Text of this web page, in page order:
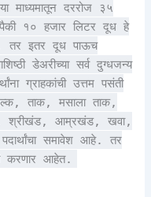
दररोज ३५
१० हजार लिटर दूध हे
तर इतर दूध पाऊच
डेअरीच्या सर्व दुग्धजन्य
ग्राहकांची उत्तम पसंती
ताक, मसाला ताक,
श्रीखंड, आम्रखंड, खवा,
समावेश आहे. तर
करणार आहेत.